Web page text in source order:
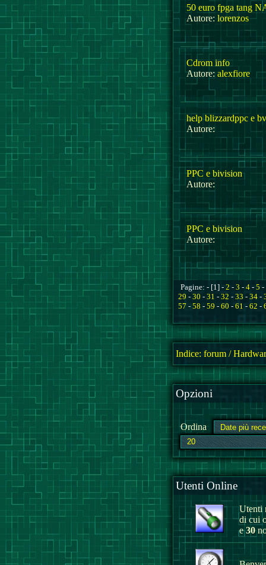
50 euro fpga tang
Autore: lorenzos
Cdrom info
Autore:alexfiore
help blizzardppc e
Autore:
PPC e bivision
Autore:
PPC e bivision
Autore:
Pagine: - [1] - 2 - 3 - 4 - 5 -
29 - 30 - 31 - 32 - 33 - 34 -
57 - 58 - 59 - 60 - 61 - 62 -
Indice: forum /
Opzioni
Ordina
Utenti Online
Utenti
di cui
e30